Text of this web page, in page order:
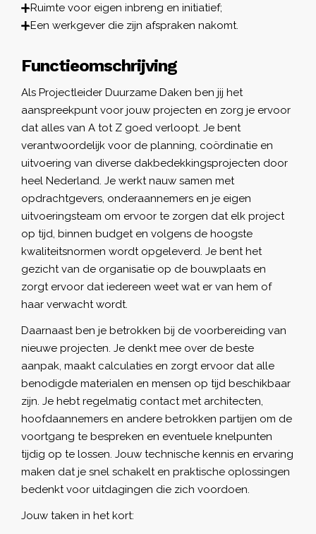
Ruimte voor eigen inbreng en initiatief;
Een werkgever die zijn afspraken nakomt.
Functieomschrijving
Als Projectleider Duurzame Daken ben jij het
aanspreekpunt voor jouw projecten en zorg je ervoor
dat alles van A tot Z goed verloopt. Je bent
verantwoordelijk voor de planning, coördinatie en
uitvoering van diverse dakbedekkingsprojecten door
heel Nederland. Je werkt nauw samen met
opdrachtgevers, onderaannemers en je eigen
uitvoeringsteam om ervoor te zorgen dat elk project
op tijd, binnen budget en volgens de hoogste
kwaliteitsnormen wordt opgeleverd. Je bent het
gezicht van de organisatie op de bouwplaats en
zorgt ervoor dat iedereen weet wat er van hem of
haar verwacht wordt.
Daarnaast ben je betrokken bij de voorbereiding van
nieuwe projecten. Je denkt mee over de beste
aanpak, maakt calculaties en zorgt ervoor dat alle
benodigde materialen en mensen op tijd beschikbaar
zijn. Je hebt regelmatig contact met architecten,
hoofdaannemers en andere betrokken partijen om de
voortgang te bespreken en eventuele knelpunten
tijdig op te lossen. Jouw technische kennis en ervaring
maken dat je snel schakelt en praktische oplossingen
bedenkt voor uitdagingen die zich voordoen.
Jouw taken in het kort: